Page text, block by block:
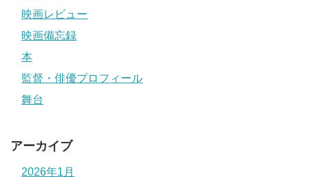
映画レビュー
映画備忘録
本
監督・俳優プロフィール
舞台
アーカイブ
2026年1月